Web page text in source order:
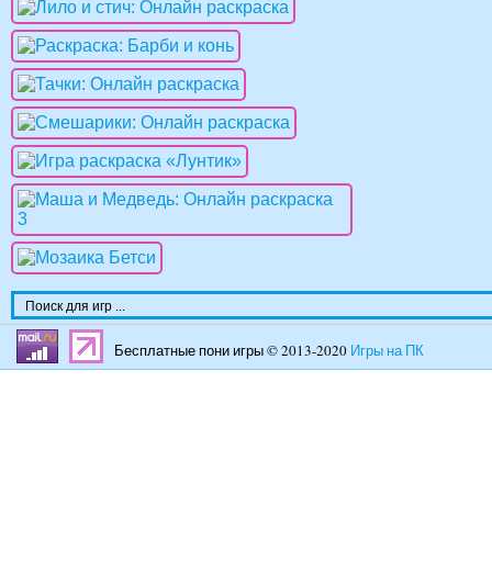
Бесплатные пони игры © 2013-2020 Игры на ПК